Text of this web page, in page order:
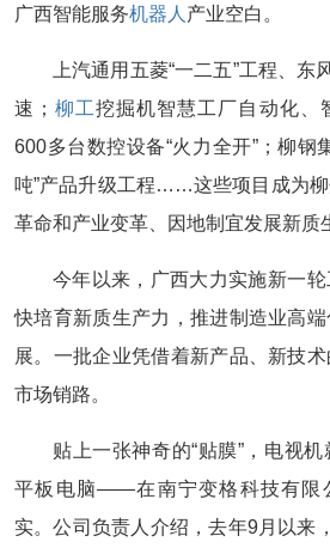
广西智能服务机器人 产业空白。
上汽通用五菱“一二五”工程、东
速； 柳工挖掘机智慧工厂自动化、
600多台数控设备“火力全开”；柳钢
吨”产品升级工程……这些项目成为
革命和产业变革、因地制宜发展新质
今年以来，广西大力实施新一
快培育新质生产力，推进制造业高
展。一批企业凭借着新产品、新技
市场销路。
贴上一张神奇的“贴膜”，电视
平板电脑——在南宁变格科技有限
实。公司负责人介绍，去年9月以来